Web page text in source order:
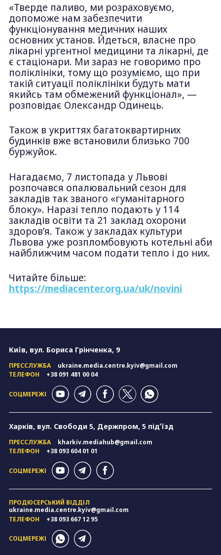
«Тверде паливо, ми розраховуємо,
допоможе нам забезпечити
функціонування медичних наших
основних установ. Йдеться, власне про
лікарні ургентної медицини та лікарні, де
є стаціонари. Ми зараз не говоримо про
поліклініки, тому що розуміємо, що при
такій ситуації поліклініки будуть мати
якийсь там обмежений функціонал», —
розповідає Олександр Одинець.
Також в укриттях багатоквартирних
будинків вже встановили близько 700
буржуйок.
Нагадаємо, 7 листопада у Львові
розпочався опалювальний сезон для
закладів так званого «гуманітарного
блоку». Наразі тепло подають у 114
закладів освіти та 21 заклад охорони
здоров’я. Також у закладах культури
Львова уже розпломбовують котельні аби
найближчим часом подати тепло і до них.
Читайте більше:
https://mediacenter.org.ua/uk/novini
Київ, вул. Бориса Грінченка, 9
ПРЕССЛУЖБА
ukraine.media.centre.kyiv@gmail.com
ТЕЛЕФОН
+38 091 481 00 04
СОЦМЕРЕЖІ
Харків, вул. Свободи 5, Держпром, 5 підʼїзд
ПРЕССЛУЖБА
kharkiv.mediahub@gmail.com
ТЕЛЕФОН
+38 093 604 01 01
СОЦМЕРЕЖІ
ПРОДЮСЕРСЬКИЙ ВІДДІЛ
ukraine.media.centre.kyiv@gmail.com
ТЕЛЕФОН
+38 093 667 12 95
СОЦМЕРЕЖІ